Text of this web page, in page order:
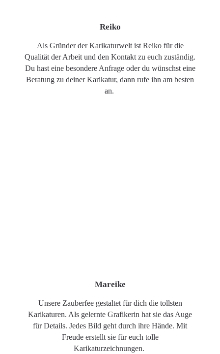
Reiko
Als Gründer der Karikaturwelt ist Reiko für die
Qualität der Arbeit und den Kontakt zu euch zuständig.
Du hast eine besondere Anfrage oder du wünschst eine
Beratung zu deiner Karikatur, dann rufe ihn am besten
an.
Mareike
Unsere Zauberfee gestaltet für dich die tollsten
Karikaturen. Als gelernte Grafikerin hat sie das Auge
für Details. Jedes Bild geht durch ihre Hände. Mit
Freude erstellt sie für euch tolle
Karikaturzeichnungen.